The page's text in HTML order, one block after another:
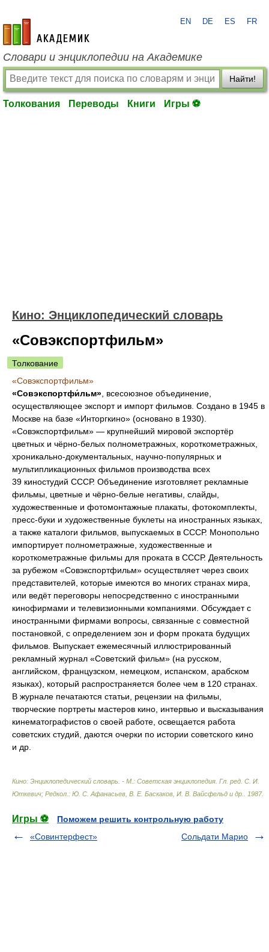
academic.ru
EN DE ES FR
Словари и энциклопедии на Академике
Найти!
Толкования Переводы Книги Игры ⚽
Кино: Энциклопедический словарь
«Совэкспортфильм»
Толкование
«Совэкспортфильм»
«Совэкспортфи́льм» , всесоюзное объединение,
осуществляющее экспорт и импорт фильмов. Создано в 1945 в
Москве на базе «Инторгкино» (основано в 1930).
«Совэкспортфильм» — крупнейший мировой экспортёр
цветных и чёрно-белых полнометражных, короткометражных,
хроникально-документальных, научно-популярных и
мультипликационных фильмов производства всех
39 киностудий СССР. Объединение изготовляет рекламные
фильмы, цветные и чёрно-белые негативы, слайды,
художественные и фотомонтажные плакаты, фотокомплекты,
пресс-буки и художественные буклеты на иностранных языках,
а также каталоги фильмов, выпускаемых в СССР. Монопольно
импортирует полнометражные, художественные и
короткометражные фильмы для проката в СССР. Деятельность
за рубежом «Совэкспортфильм» осуществляет через своих
представителей, которые имеются во многих странах мира,
или ведёт переговоры непосредственно с иностранными
кинофирмами и телевизионными компаниями. Обсуждает с
иностранными фирмами вопросы, связанные с совместной
постановкой, с определением зон и форм проката будущих
фильмов. Выпускает ежемесячный иллюстрированный
рекламный журнал «Советский фильм» (на русском,
английском, французском, немецком, испанском, арабском
языках), который распространяется более чем в 120 странах.
В журнале печатаются статьи, рецензии на фильмы,
творческие портреты мастеров кино, интервью и высказывания
кинематографистов о своей работе, освещается работа
советских студий, даются очерки по истории советского кино
и др.
Кино: Энциклопедический словарь. - М.: Советская энциклопедия Гл. ред. С. И.
Юткевич; Редкол.: Ю. С. Афанасьев, В. Е. Баскаков, И. В. Вайсфельд и др.
1987.
Игры ⚽
Поможем решить контрольную работу
«Совинтерфест»
Сольдати Марио